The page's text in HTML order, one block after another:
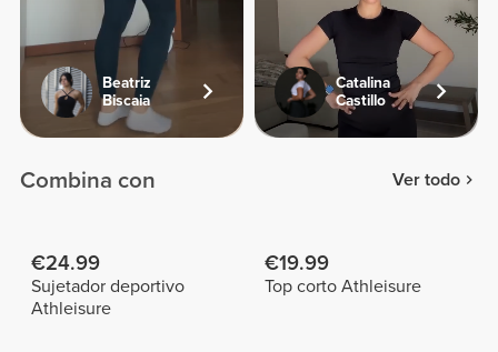
Beatriz
Biscaia
Catalina
Castillo
Combina con Ver todo
€24.99
Sujetador deportivo
Athleisure
€19.99
Top corto Athleisure